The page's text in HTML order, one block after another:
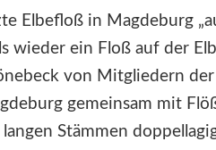
Elbefloß in Magdeburg
wieder ein Floß auf der
von Mitgliedern
gemeinsam mit
Stämmen